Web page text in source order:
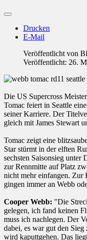
Drucken
E-Mail
Veröffentlicht von
Veröffentlicht: 26.
Die US Supercross
Tomac feiert in Seattle
seiner Karriere. Der
gleich mit James Stewart
Tomac zeigt eine
Star stürmt in der elften
sechsten Saisonsieg
zur Rennmitte auf Platz
nicht mehr einfangen. Zur
gingen immer an Webb
Cooper Webb: "Die
gelegen, ich fand keinen
muss ich nachlegen. Der
dabei, es war gut den
wird kaputtgehen. Das